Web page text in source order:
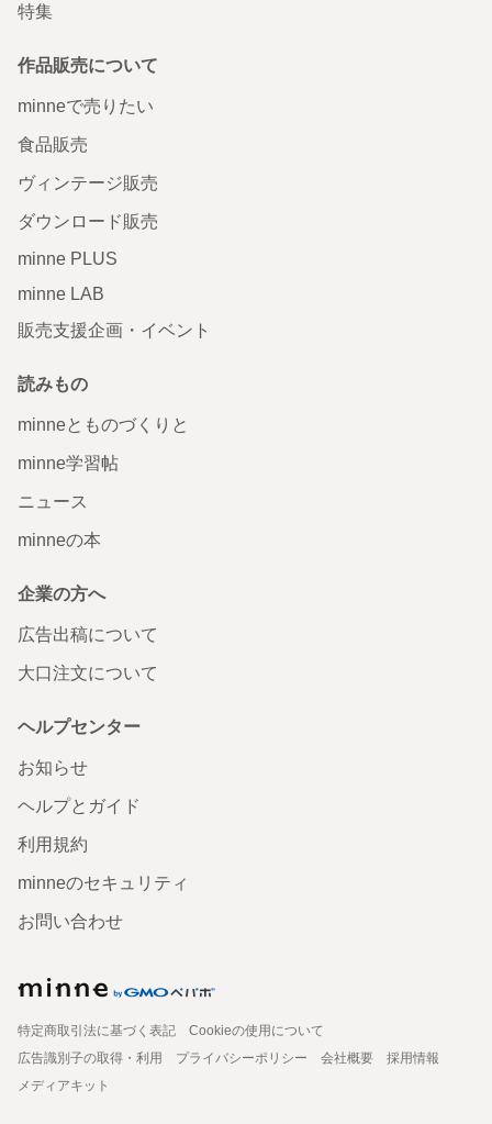
特集
作品販売について
minneで売りたい
食品販売
ヴィンテージ販売
ダウンロード販売
minne PLUS
minne LAB
販売支援企画・イベント
読みもの
minneとものづくりと
minne学習帖
ニュース
minneの本
企業の方へ
広告出稿について
大口注文について
ヘルプセンター
お知らせ
ヘルプとガイド
利用規約
minneのセキュリティ
お問い合わせ
特定商取引法に基づく表記
Cookieの使用について
広告識別子の取得・利用
プライバシーポリシー 会社概要
採用情報
メディアキット